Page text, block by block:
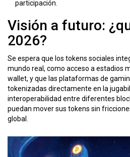
participación.
Visión a futuro:
2026?
Se espera que los tokens sociales
mundo real, como acceso a estadios
wallet, y que las plataformas de
tokenizadas directamente en la
interoperabilidad entre diferentes
puedan mover sus tokens sin
global.